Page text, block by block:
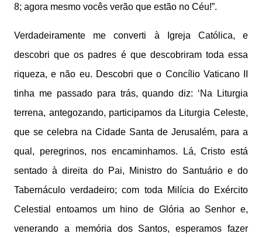
8; agora mesmo vocês verão que estão no Céu!”.
Verdadeiramente me converti à Igreja Católica, e
descobri que os padres é que descobriram toda essa
riqueza, e não eu. Descobri que o Concílio Vaticano II
tinha me passado para trás, quando diz: ‘Na Liturgia
terrena, antegozando, participamos da Liturgia Celeste,
que se celebra na Cidade Santa de Jerusalém, para a
qual, peregrinos, nos encaminhamos. Lá, Cristo está
sentado à direita do Pai, Ministro do Santuário e do
Tabernáculo verdadeiro; com toda Milícia do Exército
Celestial entoamos um hino de Glória ao Senhor e,
venerando a memória dos Santos, esperamos fazer